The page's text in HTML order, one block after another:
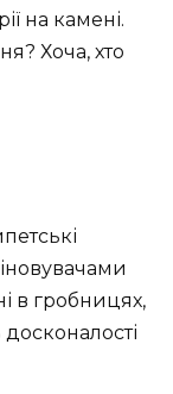
на камені.
Хоча, хто
в гробницях,